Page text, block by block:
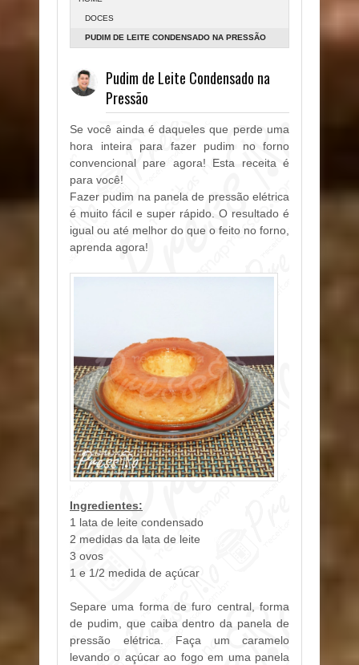
DOCES
PUDIM DE LEITE CONDENSADO NA PRESSÃO
Pudim de Leite Condensado na
Pressão
Se você ainda é daqueles que perde uma
hora inteira para fazer pudim no forno
convencional pare agora! Esta receita é
para você!
Fazer pudim na panela de pressão elétrica
é muito fácil e super rápido. O resultado é
igual ou até melhor do que o feito no forno,
aprenda agora!
Ingredientes:
1 lata de leite condensado
2 medidas da lata de leite
3 ovos
1 e 1/2 medida de açúcar
Separe uma forma de furo central, forma
de pudim, que caiba dentro da panela de
pressão elétrica. Faça um caramelo
levando o açúcar ao fogo em uma panela